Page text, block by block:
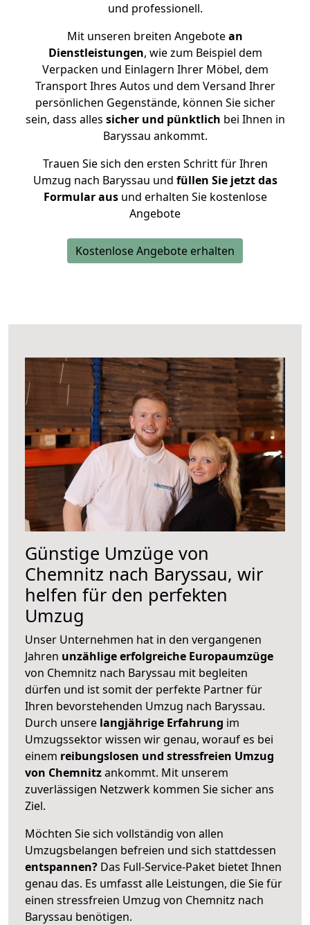
und professionell.
Mit unseren breiten Angebotean
Dienstleistungen, wie zum Beispiel dem
Verpacken und Einlagern Ihrer Möbel, dem
Transport Ihres Autos und dem Versand Ihrer
persönlichen Gegenstände, können Sie sicher
sein, dass alles sicher und pünktlich bei Ihnen in
Baryssau ankommt.
Trauen Sie sich den ersten Schritt für Ihren
Umzug nach Baryssau und füllen Sie jetzt das
Formular ausund erhalten Sie kostenlose
Angebote
Kostenlose Angebote erhalten
Günstige Umzüge von
Chemnitz nach Baryssau, wir
helfen für den perfekten
Umzug
Unser Unternehmen hat in den vergangenen
Jahren unzählige erfolgreiche Europaumzüge
von Chemnitz nach Baryssau mit begleiten
dürfen und ist somit der perfekte Partner für
Ihren bevorstehenden Umzug nach Baryssau.
Durch unsere langjährige Erfahrung im
Umzugssektor wissen wir genau, worauf es bei
einem reibungslosen und stressfreien Umzug
von Chemnitzankommt. Mit unserem
zuverlässigen Netzwerk kommen Sie sicher ans
Ziel.
Möchten Sie sich vollständig von allen
Umzugsbelangen befreien und sich stattdessen
entspannen? Das Full-Service-Paket bietet Ihnen
genau das. Es umfasst alle Leistungen, die Sie für
einen stressfreien Umzug von Chemnitz nach
Baryssau benötigen.